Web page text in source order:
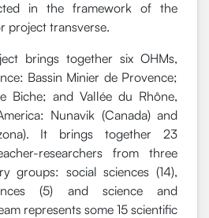
in the framework of the
project transverse.
brings together six OHMs,
Bassin Minier de Provence;
Biche; and Vallée du Rhône,
Nunavik (Canada) and
It brings together 23
researchers from three
groups: social sciences (14),
(5) and science and
represents some 15 scientific